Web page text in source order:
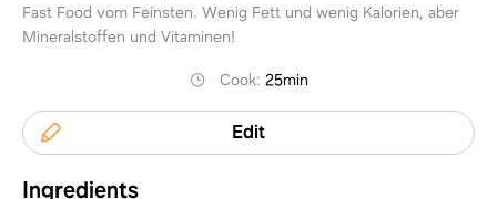
Fast Food vom Feinsten. Wenig Fett und wenig Kalorien, aber
Mineralstoffen und Vitaminen!
Cook: 25min
Edit
Ingredients